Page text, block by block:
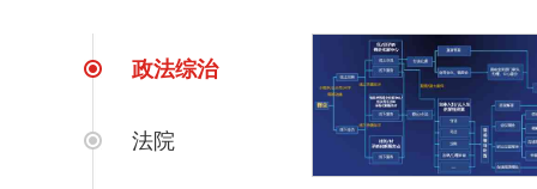
政法综治
法院